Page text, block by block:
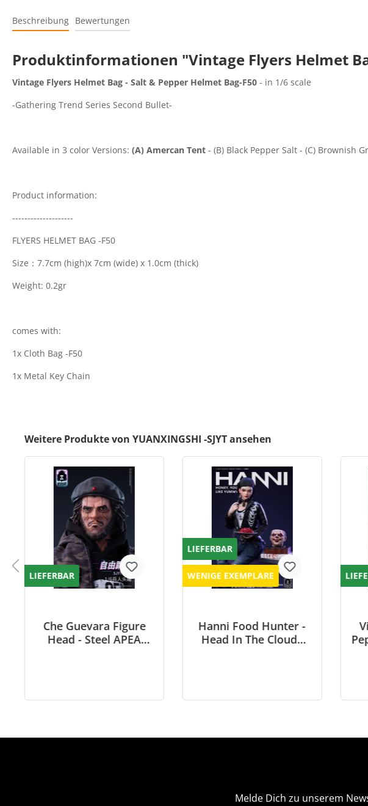
Beschreibung Bewertungen
Produktinformationen "Vintage Flyers Helmet
Vintage Flyers Helmet Bag - Salt & Pepper Helmet Bag-F50 - in 1/6 scale
-Gathering Trend Series Second Bullet-
Available in 3 color Versions: (A) Amercan Tent - (B) Black Pepper Salt - (C) Brownish
Product information:
--------------------
FLYERS HELMET BAG -F50
Size：7.7cm (high)x 7cm (wide) x 1.0cm (thick)
Weight: 0.2gr
comes with:
1x Cloth Bag -F50
1x Metal Key Chain
Weitere Produkte von YUANXINGSHI -SJYT ansehen
LIEFERBAR
Che Guevara Figure
Head - Steel APEA
LIEFERBAR
WENIGE EXEMPLARE
Hanni Food Hunter -
Head In The Clouds
Melde Dich zu unserem